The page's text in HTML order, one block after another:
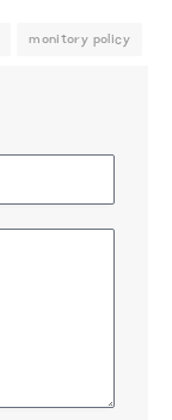
monitory policy